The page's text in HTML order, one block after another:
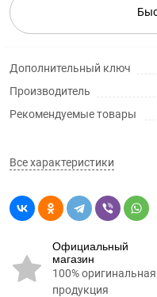
Дополнительный ключ
Производитель
Рекомендуемые товары
Все характеристики
Официальный
магазин
100% оригинальная
продукция